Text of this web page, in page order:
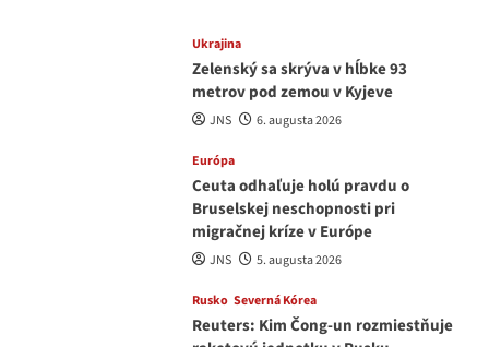
Ukrajina
Zelenský sa skrýva v hĺbke 93
metrov pod zemou v Kyjeve
JNS 6. augusta 2026
Európa
Ceuta odhaľuje holú pravdu o
Bruselskej neschopnosti pri
migračnej kríze v Európe
JNS 5. augusta 2026
Rusko Severná Kórea
Reuters: Kim Čong-un rozmiestňuje